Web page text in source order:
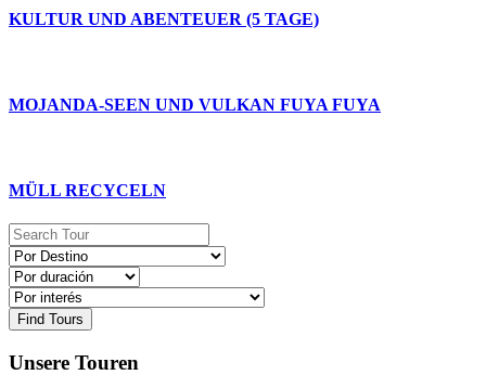
KULTUR UND ABENTEUER (5 TAGE)
MOJANDA-SEEN UND VULKAN FUYA FUYA
MÜLL RECYCELN
Find Tours
Unsere Touren